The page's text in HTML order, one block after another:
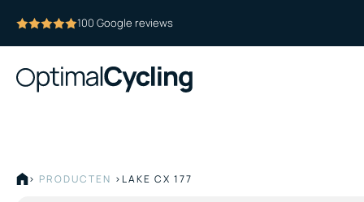
100 Google reviews
> PRODUCTEN > LAKE CX 177